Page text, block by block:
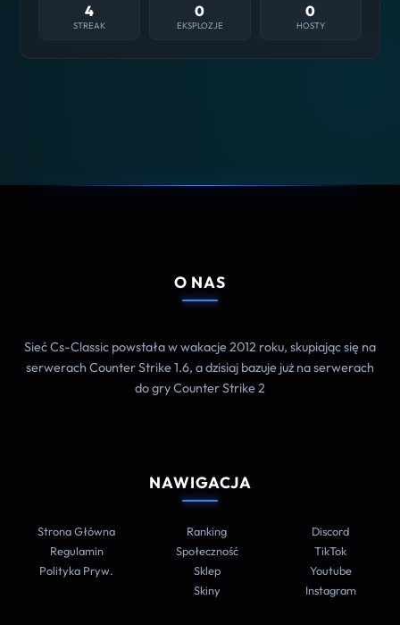
4
STREAK
0
EKSPLOZJE
0
HOSTY
O NAS
Sieć Cs-Classic powstała w wakacje 2012 roku, skupiając się na
serwerach Counter Strike 1.6, a dzisiaj bazuje już na serwerach
do gry Counter Strike 2
NAWIGACJA
Strona Główna
Regulamin
Polityka Pryw.
Ranking
Społeczność
Sklep
Skiny
Discord
TikTok
Youtube
Instagram